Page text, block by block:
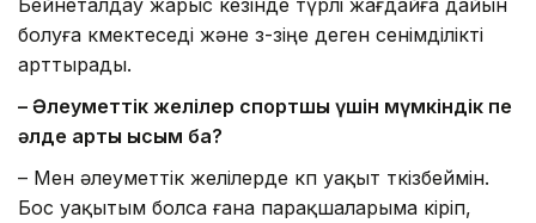
болуға көмектеседі және өз-өзіңе деген сенімділікті
арттырады.
– Әлеуметтік желілер спортшы үшін мүмкіндік пе
әлде артық қысым ба?
– Мен әлеуметтік желілерде көп уақыт өткізбеймін.
Бос уақытым болса ғана парақшаларыма кіріп,